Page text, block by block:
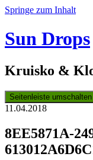
Springe zum Inhalt
Sun Drops
Kruisko &
Seitenleiste umschalten
11.04.2018
8EE5871A-